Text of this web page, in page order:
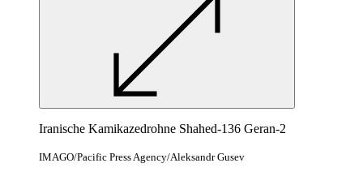
Iranische Kamikazedrohne Shahed-136 Geran-2
IMAGO/Pacific Press Agency/Aleksandr Gusev